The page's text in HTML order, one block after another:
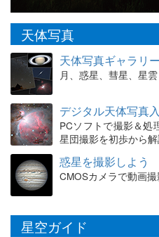
天体写真
天体写真ギャラリー
月、惑星、彗星、星
デジタル天体写真
PCソフトで撮影＆処
星団撮影を初歩から
惑星を撮影しよう
CMOSカメラで動画
星空ガイド